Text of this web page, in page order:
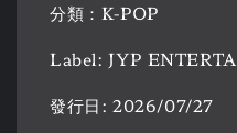
分類：K-POP
Label: JYP
發行日: 2026/07/27